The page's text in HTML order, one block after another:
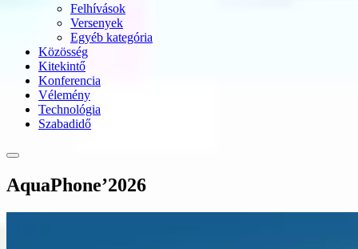
Felhívások
Versenyek
Egyéb kategória
Közösség
Kitekintő
Konferencia
Vélemény
Technológia
Szabadidő
AquaPhone’2026